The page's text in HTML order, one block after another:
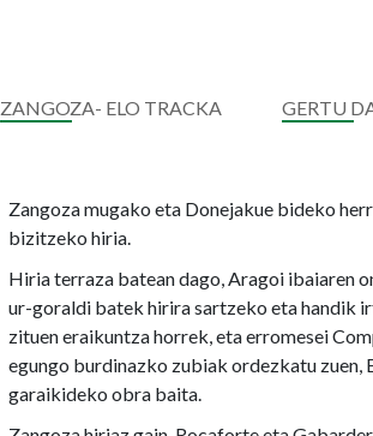
ZANGOZA- ELO TRACKA GERTU
Zangoza mugako eta Donejakue bideko
bizitzeko hiria.
Hiria terraza batean dago, Aragoi ibaiaren
ur-goraldi batek hirira sartzeko eta handik
zituen eraikuntza horrek, eta erromesei
egungo burdinazko zubiak ordezkatu
garaikideko obra baita.